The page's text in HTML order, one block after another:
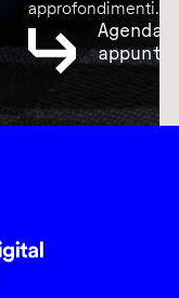
approfondimenti.
Agenda